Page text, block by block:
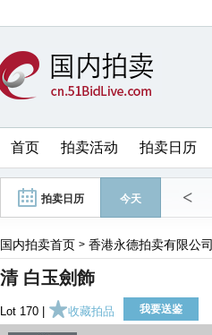
首页 拍卖活动 拍卖日历
拍卖日历 今天 <
国内拍卖首页 > 香港永德拍卖有限公司
清 白玉劍飾
Lot 170 | 收藏拍品 我要送鉴